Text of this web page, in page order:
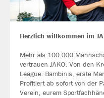
Herzlich willkommen im
Mehr als 100.000
vertrauen JAKO. Von den
League. Bambinis, erste
Profitiert ab sofort von der
Verein, eurem